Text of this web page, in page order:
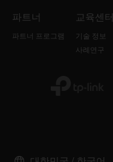
파트너
파트너 프로그램
교육센터
기술 정보
사례연구